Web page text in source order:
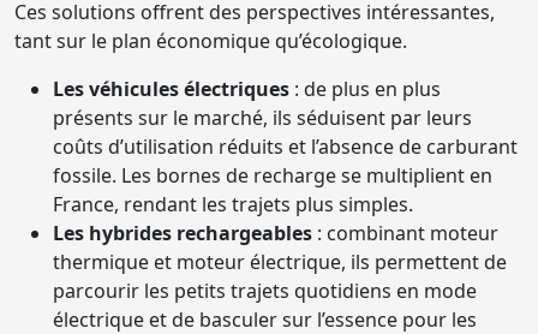
Ces solutions offrent des perspectives intéressantes,
tant sur le plan économique qu’écologique.
Les véhicules électriques : de plus en plus
présents sur le marché, ils séduisent par leurs
coûts d’utilisation réduits et l’absence de carburant
fossile. Les bornes de recharge se multiplient en
France, rendant les trajets plus simples.
Les hybrides rechargeables : combinant moteur
thermique et moteur électrique, ils permettent de
parcourir les petits trajets quotidiens en mode
électrique et de basculer sur l’essence pour les